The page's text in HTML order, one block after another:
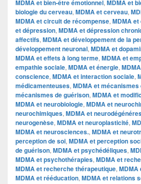
MDMA et bien-être émotionnel, MDMA et
biologie du cerveau, MDMA et cerveau,
MDMA et circuit de récompense, MDMA
et dépression, MDMA et dépression
affectifs, MDMA et développement de la
développement neuronal, MDMA et
MDMA et effets à long terme, MDMA et
empathie sociale, MDMA et énergie,
conscience, MDMA et interaction sociale,
médicamenteuses, MDMA et mécanismes
mécanismes de guérison, MDMA et
MDMA et neurobiologie, MDMA et
neurochimiques, MDMA et
neurogenèse, MDMA et neuroplasticité,
MDMA et neurosciences., MDMA et
perception de soi, MDMA et perception
de guérison, MDMA et psychédéliques,
MDMA et psychothérapies, MDMA et
MDMA et recherche thérapeutique, MDMA
MDMA et rééducation, MDMA et relations